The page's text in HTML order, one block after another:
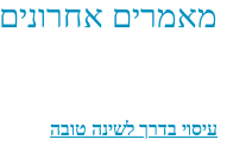
מאמרים אחרונים
עיסוי בדרך לשינה טובה